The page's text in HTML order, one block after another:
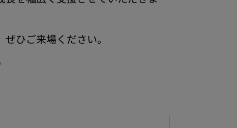
ひご来場ください。